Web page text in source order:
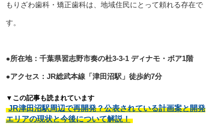
もりざわ歯科・矯正歯科は、地域住民にとって頼れる存在で
す。
●所在地：千葉県習志野市奏の杜3-3-1 ディナモ・ボア1階
●アクセス：JR総武本線「津田沼駅」徒歩約7分
▼この記事も読まれています
JR津田沼駅周辺で再開発？公表されている計画案と開発
エリアの現状と今後について解説！